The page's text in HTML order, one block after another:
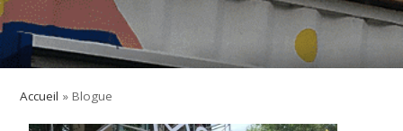
Accueil »Blogue